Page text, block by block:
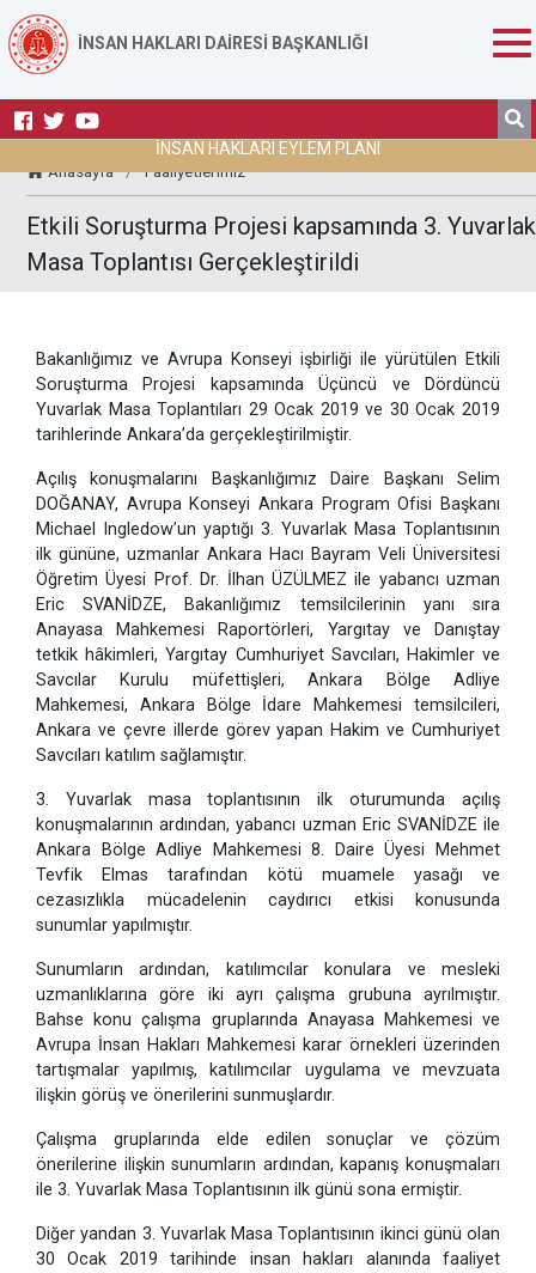
İNSAN HAKLARI DAİRESİ BAŞKANLIĞI
İNSAN HAKLARI EYLEM PLANI
Anasayfa / Faaliyetlerimiz
Etkili Soruşturma Projesi kapsamında 3. Yuvarlak
Masa Toplantısı Gerçekleştirildi
Bakanlığımız ve Avrupa Konseyi işbirliği ile yürütülen Etkili
Soruşturma Projesi kapsamında Üçüncü ve Dördüncü
Yuvarlak Masa Toplantıları 29 Ocak 2019 ve 30 Ocak 2019
tarihlerinde Ankara’da gerçekleştirilmiştir.
Açılış konuşmalarını Başkanlığımız Daire Başkanı Selim
DOĞANAY, Avrupa Konseyi Ankara Program Ofisi Başkanı
Michael Ingledow’un yaptığı 3. Yuvarlak Masa Toplantısının
ilk gününe, uzmanlar Ankara Hacı Bayram Veli Üniversitesi
Öğretim Üyesi Prof. Dr. İlhan ÜZÜLMEZ ile yabancı uzman
Eric SVANİDZE, Bakanlığımız temsilcilerinin yanı sıra
Anayasa Mahkemesi Raportörleri, Yargıtay ve Danıştay
tetkik hâkimleri, Yargıtay Cumhuriyet Savcıları, Hakimler ve
Savcılar Kurulu müfettişleri, Ankara Bölge Adliye
Mahkemesi, Ankara Bölge İdare Mahkemesi temsilcileri,
Ankara ve çevre illerde görev yapan Hakim ve Cumhuriyet
Savcıları katılım sağlamıştır.
3. Yuvarlak masa toplantısının ilk oturumunda açılış
konuşmalarının ardından, yabancı uzman Eric SVANİDZE ile
Ankara Bölge Adliye Mahkemesi 8. Daire Üyesi Mehmet
Tevfik Elmas tarafından kötü muamele yasağı ve
cezasızlıkla mücadelenin caydırıcı etkisi konusunda
sunumlar yapılmıştır.
Sunumların ardından, katılımcılar konulara ve mesleki
uzmanlıklarına göre iki ayrı çalışma grubuna ayrılmıştır.
Bahse konu çalışma gruplarında Anayasa Mahkemesi ve
Avrupa İnsan Hakları Mahkemesi karar örnekleri üzerinden
tartışmalar yapılmış, katılımcılar uygulama ve mevzuata
ilişkin görüş ve önerilerini sunmuşlardır.
Çalışma gruplarında elde edilen sonuçlar ve çözüm
önerilerine ilişkin sunumların ardından, kapanış konuşmaları
ile 3. Yuvarlak Masa Toplantısının ilk günü sona ermiştir.
Diğer yandan 3. Yuvarlak Masa Toplantısının ikinci günü olan
30 Ocak 2019 tarihinde insan hakları alanında faaliyet